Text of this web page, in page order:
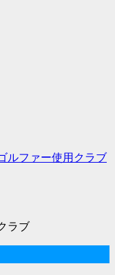
ルファー使用クラブ
ラブ